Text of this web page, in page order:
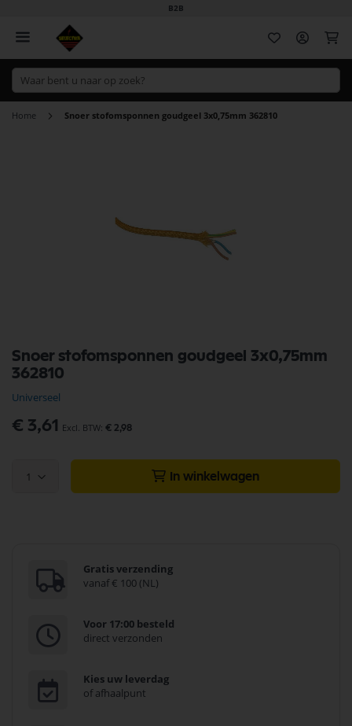
B2B
Home Snoer stofomsponnen goudgeel 3x0,75mm 362810
Snoer stofomsponnen goudgeel 3x0,75mm
362810
Universeel
€ 3,61 € 2,98
1 In winkelwagen
Gratis verzending
vanaf € 100 (NL)
Voor 17:00 besteld
direct verzonden
Kies uw leverdag
of afhaalpunt
naar
het
van
de
afbeeldingen-